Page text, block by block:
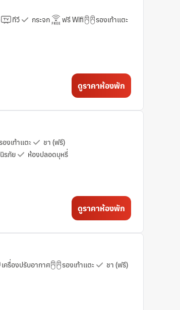
ทีวี กระจก ฟรี Wifi
รองเท้าแตะ
ดูราคาห้องพัก
องเท้าแตะ
ชา (ฟรี)
รภัย
ห้องปลอดบุหรี่
ดูราคาห้องพัก
เครื่องปรับอากาศ รองเท้าแตะ
ชา (ฟรี)